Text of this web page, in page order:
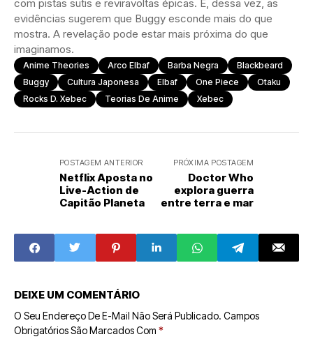
com pistas sutis e reviravoltas épicas. E, dessa vez, as
evidências sugerem que Buggy esconde mais do que
mostra. A revelação pode estar mais próxima do que
imaginamos.
Anime Theories Arco Elbaf Barba Negra
Blackbeard
Buggy
Cultura Japonesa Elbaf One Piece
Otaku
Rocks D. Xebec
Teorias De Anime Xebec
POSTAGEM ANTERIOR
Netflix Aposta no
Live-Action de
Capitão Planeta
PRÓXIMA POSTAGEM
Doctor Who
explora guerra
entre terra e mar
DEIXE UM COMENTÁRIO
O Seu Endereço De E-Mail Não Será Publicado. Campos
Obrigatórios São Marcados Com *